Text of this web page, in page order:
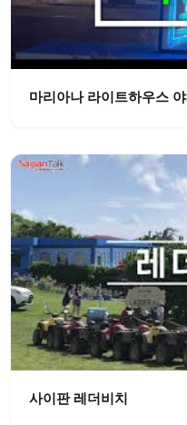
마리아나 라이트하우스
사이판 레더비치